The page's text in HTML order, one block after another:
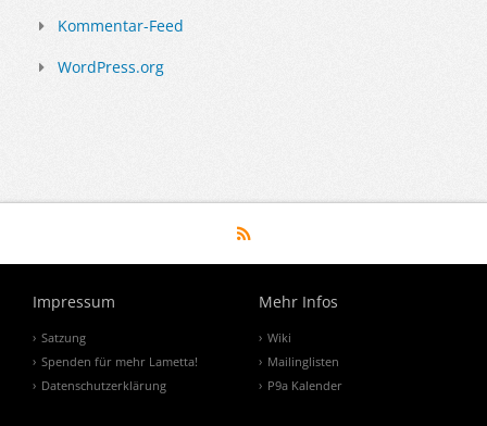
Kommentar-Feed
WordPress.org
Impressum
Satzung
Spenden für mehr Lametta!
Datenschutzerklärung
Mehr Infos
Wiki
Mailinglisten
P9a Kalender